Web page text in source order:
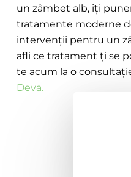
un zâmbet alb, îți
tratamente moderne
intervenții pentru un
afli ce tratament ți se
te acum la o
Deva.